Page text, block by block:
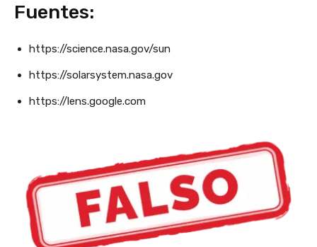
Fuentes:
https://science.nasa.gov/sun
https://solarsystem.nasa.gov
https://lens.google.com